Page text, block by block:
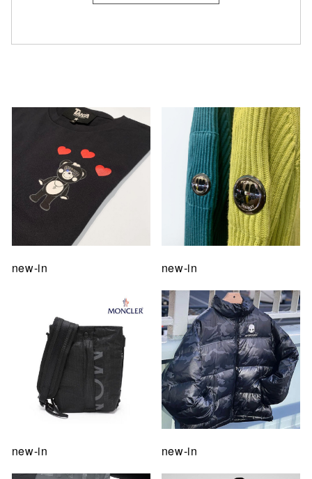
new-in new-in
new-in new-in
仙台フォ